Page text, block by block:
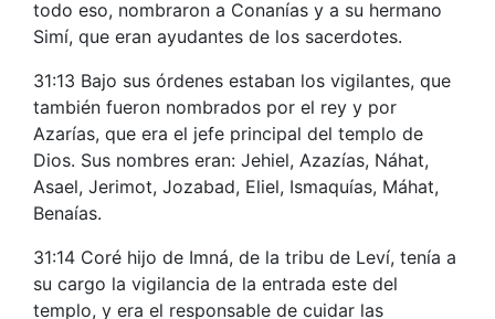
todo eso, nombraron a Conanías y a su hermano
Simí, que eran ayudantes de los sacerdotes.
31:13 Bajo sus órdenes estaban los vigilantes, que
también fueron nombrados por el rey y por
Azarías, que era el jefe principal del templo de
Dios. Sus nombres eran: Jehiel, Azazías, Náhat,
Asael, Jerimot, Jozabad, Eliel, Ismaquías, Máhat,
Benaías.
31:14 Coré hijo de Imná, de la tribu de Leví, tenía a
su cargo la vigilancia de la entrada este del
templo, y era el responsable de cuidar las